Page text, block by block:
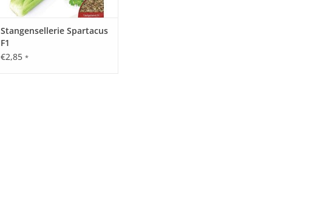
Stangensellerie Spartacus
F1
€2,85 *